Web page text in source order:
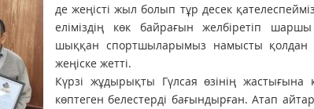
де жеңісті жыл болып тұр десек
еліміздің көк байрағын желбіретіп
шыққан спортшыларымыз намысты қолдан
жеңіске жетті.
Күрзі жұдырықты Гүлсая өзінің жастығына
көптеген белестерді бағындырған. Атап